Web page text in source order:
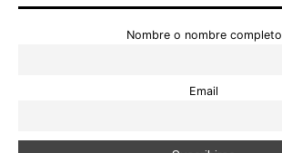
Nombre o nombre completo
Email